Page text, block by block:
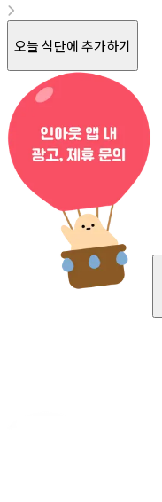
오늘 식단에 추가하기